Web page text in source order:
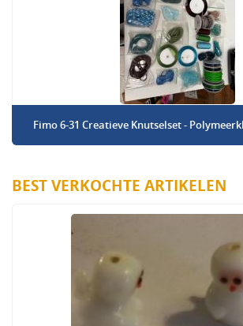
Fimo 6-31 Creatieve Knutselset -
BEST VERKOCHTE ARTIKELEN